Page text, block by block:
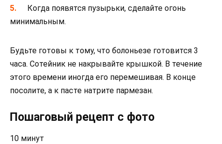
Когда появятся пузырьки, сделайте огонь
минимальным.
Будьте готовы к тому, что болоньезе готовится 3
часа. Сотейник не накрывайте крышкой. В течение
этого времени иногда его перемешивая. В конце
посолите, а к пасте натрите пармезан.
Пошаговый рецепт с фото
10 минут